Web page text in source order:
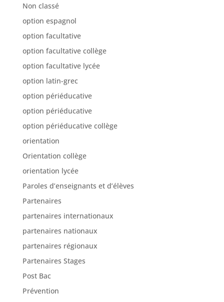
Non classé
option espagnol
option facultative
option facultative collège
option facultative lycée
option latin-grec
option périéducative
option périéducative
option périéducative collège
orientation
Orientation collège
orientation lycée
Paroles d’enseignants et d’élèves
Partenaires
partenaires internationaux
partenaires nationaux
partenaires régionaux
Partenaires Stages
Post Bac
Prévention